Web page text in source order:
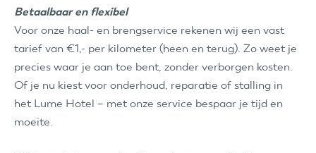
Betaalbaar en flexibel
Voor onze haal- en brengservice rekenen wij een vast
tarief van €1,- per kilometer (heen en terug). Zo weet je
precies waar je aan toe bent, zonder verborgen kosten.
Of je nu kiest voor onderhoud, reparatie of stalling in
het Lume Hotel – met onze service bespaar je tijd en
moeite.